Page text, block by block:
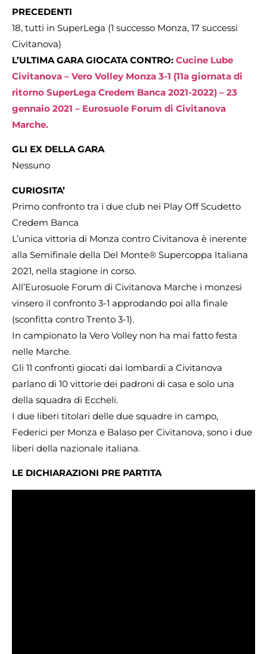
PRECEDENTI
18, tutti in SuperLega (1 successo Monza, 17 successi
Civitanova)
L’ULTIMA GARA GIOCATA CONTRO: Cucine Lube
Civitanova – Vero Volley Monza 3-1 (11a giornata di
ritorno SuperLega Credem Banca 2021-2022) – 23
gennaio 2021 – Eurosuole Forum di Civitanova
Marche.
GLI EX DELLA GARA
Nessuno
CURIOSITA’
Primo confronto tra i due club nei Play Off Scudetto
Credem Banca
L’unica vittoria di Monza contro Civitanova è inerente
alla Semifinale della Del Monte® Supercoppa Italiana
2021, nella stagione in corso.
All’Eurosuole Forum di Civitanova Marche i monzesi
vinsero il confronto 3-1 approdando poi alla finale
(sconfitta contro Trento 3-1).
In campionato la Vero Volley non ha mai fatto festa
nelle Marche.
Gli 11 confronti giocati dai lombardi a Civitanova
parlano di 10 vittorie dei padroni di casa e solo una
della squadra di Eccheli.
I due liberi titolari delle due squadre in campo,
Federici per Monza e Balaso per Civitanova, sono i due
liberi della nazionale italiana.
LE DICHIARAZIONI PRE PARTITA